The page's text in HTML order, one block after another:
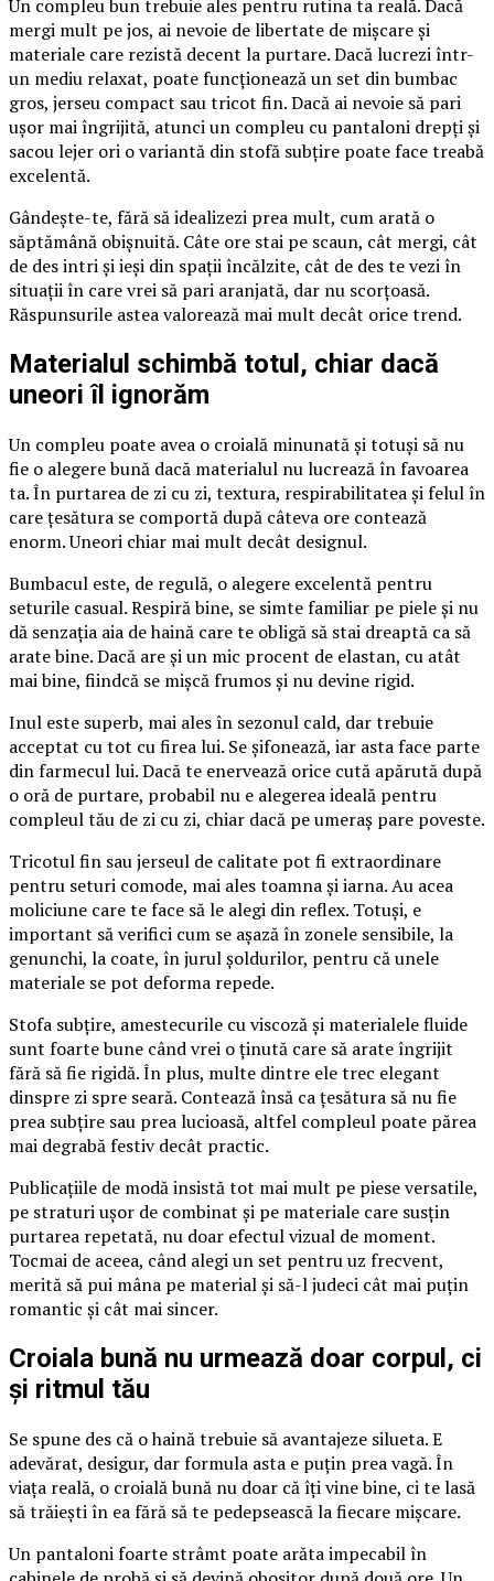
Un compleu bun trebuie ales pentru rutina ta reală. Dacă
mergi mult pe jos, ai nevoie de libertate de mișcare și
materiale care rezistă decent la purtare. Dacă lucrezi într-
un mediu relaxat, poate funcționează un set din bumbac
gros, jerseu compact sau tricot fin. Dacă ai nevoie să pari
ușor mai îngrijită, atunci un compleu cu pantaloni drepți și
sacou lejer ori o variantă din stofă subțire poate face treabă
excelentă.
Gândește-te, fără să idealizezi prea mult, cum arată o
săptămână obișnuită. Câte ore stai pe scaun, cât mergi, cât
de des intri și ieși din spații încălzite, cât de des te vezi în
situații în care vrei să pari aranjată, dar nu scorțoasă.
Răspunsurile astea valorează mai mult decât orice trend.
Materialul schimbă totul, chiar dacă
uneori îl ignorăm
Un compleu poate avea o croială minunată și totuși să nu
fie o alegere bună dacă materialul nu lucrează în favoarea
ta. În purtarea de zi cu zi, textura, respirabilitatea și felul în
care țesătura se comportă după câteva ore contează
enorm. Uneori chiar mai mult decât designul.
Bumbacul este, de regulă, o alegere excelentă pentru
seturile casual. Respiră bine, se simte familiar pe piele și nu
dă senzația aia de haină care te obligă să stai dreaptă ca să
arate bine. Dacă are și un mic procent de elastan, cu atât
mai bine, fiindcă se mișcă frumos și nu devine rigid.
Inul este superb, mai ales în sezonul cald, dar trebuie
acceptat cu tot cu firea lui. Se șifonează, iar asta face parte
din farmecul lui. Dacă te enervează orice cută apărută după
o oră de purtare, probabil nu e alegerea ideală pentru
compleul tău de zi cu zi, chiar dacă pe umeraș pare poveste.
Tricotul fin sau jerseul de calitate pot fi extraordinare
pentru seturi comode, mai ales toamna și iarna. Au acea
moliciune care te face să le alegi din reflex. Totuși, e
important să verifici cum se așază în zonele sensibile, la
genunchi, la coate, în jurul șoldurilor, pentru că unele
materiale se pot deforma repede.
Stofa subțire, amestecurile cu viscoză și materialele fluide
sunt foarte bune când vrei o ținută care să arate îngrijit
fără să fie rigidă. În plus, multe dintre ele trec elegant
dinspre zi spre seară. Contează însă ca țesătura să nu fie
prea subțire sau prea lucioasă, altfel compleul poate părea
mai degrabă festiv decât practic.
Publicațiile de modă insistă tot mai mult pe piese versatile,
pe straturi ușor de combinat și pe materiale care susțin
purtarea repetată, nu doar efectul vizual de moment.
Tocmai de aceea, când alegi un set pentru uz frecvent,
merită să pui mâna pe material și să-l judeci cât mai puțin
romantic și cât mai sincer.
Croiala bună nu urmează doar corpul, ci
și ritmul tău
Se spune des că o haină trebuie să avantajeze silueta. E
adevărat, desigur, dar formula asta e puțin prea vagă. În
viața reală, o croială bună nu doar că îți vine bine, ci te lasă
să trăiești în ea fără să te pedepsească la fiecare mișcare.
Un pantaloni foarte strâmt poate arăta impecabil în